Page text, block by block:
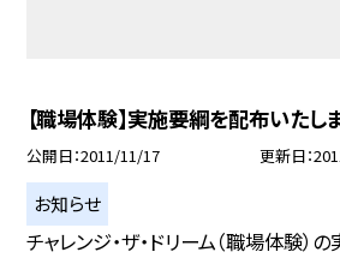
【職場体験】実施要綱を配布いたし
公開日 2011/11/17 更新日
お知らせ
チャレンジ・ザ・ドリーム（職場体験）